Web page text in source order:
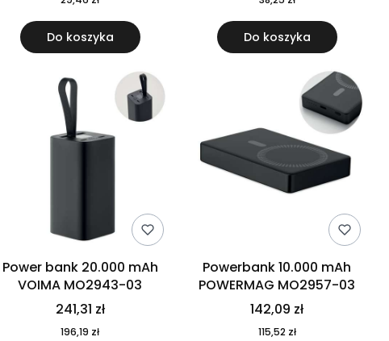
Do koszyka Do koszyka
Power bank 20.000 mAh
VOIMA MO2943-03
241,31 zł
196,19 zł
Powerbank 10.000 mAh
POWERMAG MO2957-03
142,09 zł
115,52 zł